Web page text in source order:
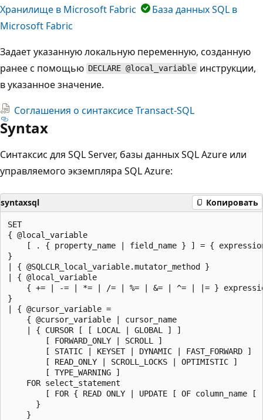
Хранилище в Microsoft Fabric
База данных SQL в
Microsoft Fabric
Задает указанную локальную переменную, созданную
ранее с помощью DECLARE @local_variable инструкции,
в указанное значение.
Соглашения о синтаксисе Transact-SQL
Syntax
Синтаксис для SQL Server, базы данных SQL Azure или
управляемого экземпляра SQL Azure:
syntaxsql Копировать
SET
{ @local_variable
[ . { property_name | field_name } ] = {
}
| { @SQLCLR_local_variable.mutator_method }
| { @local_variable
{ += | -= | *= | /= | %= | &= | ^= | |= }
}
| { @cursor_variable =
    { @cursor_variable | cursor_name
    | { CURSOR [ [ LOCAL | GLOBAL ] ]
        [ FORWARD_ONLY | SCROLL ]
        [ STATIC | KEYSET | DYNAMIC | FAST_FORWARD ]
        [ READ_ONLY | SCROLL_LOCKS | OPTIMISTIC ]
        [ TYPE_WARNING ]
    FOR select_statement
[ FOR { READ ONLY | UPDATE [ OF column_name [
      }
    }